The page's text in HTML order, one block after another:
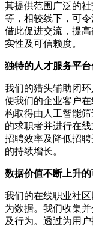
其提供范围广泛的
等，相较线下，可
借此促进交流，提
实性及可信赖度。
独特的人才服务平
我们的猎头辅助闭
便我们的企业客户
构取得由人工智能
的求职者并进行在
招聘效率及降低招
的持续增长。
数据价值不断上升
我们的在线职业社
为数据。我们收集
及行为。透过为用